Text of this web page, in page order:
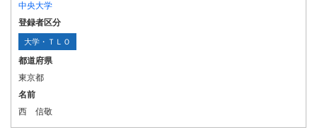
中央大学
登録者区分
大学・ＴＬＯ
都道府県
東京都
名前
西 信敬